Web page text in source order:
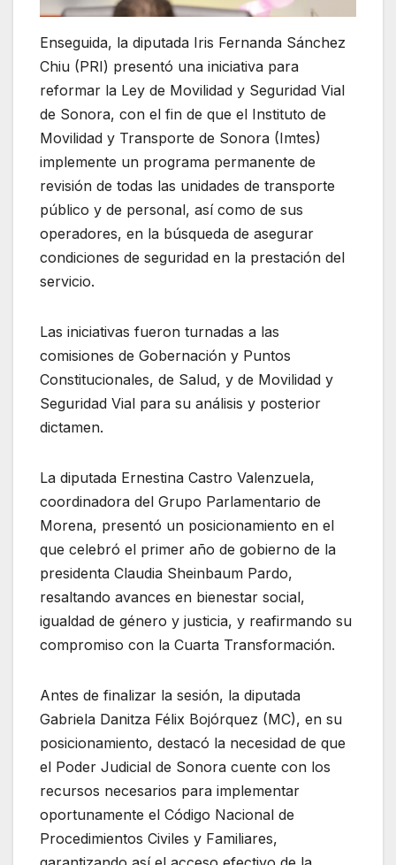
Enseguida, la diputada Iris Fernanda Sánchez
Chiu (PRI) presentó una iniciativa para
reformar la Ley de Movilidad y Seguridad Vial
de Sonora, con el fin de que el Instituto de
Movilidad y Transporte de Sonora (Imtes)
implemente un programa permanente de
revisión de todas las unidades de transporte
público y de personal, así como de sus
operadores, en la búsqueda de asegurar
condiciones de seguridad en la prestación del
servicio.
Las iniciativas fueron turnadas a las
comisiones de Gobernación y Puntos
Constitucionales, de Salud, y de Movilidad y
Seguridad Vial para su análisis y posterior
dictamen.
La diputada Ernestina Castro Valenzuela,
coordinadora del Grupo Parlamentario de
Morena, presentó un posicionamiento en el
que celebró el primer año de gobierno de la
presidenta Claudia Sheinbaum Pardo,
resaltando avances en bienestar social,
igualdad de género y justicia, y reafirmando su
compromiso con la Cuarta Transformación.
Antes de finalizar la sesión, la diputada
Gabriela Danitza Félix Bojórquez (MC), en su
posicionamiento, destacó la necesidad de que
el Poder Judicial de Sonora cuente con los
recursos necesarios para implementar
oportunamente el Código Nacional de
Procedimientos Civiles y Familiares,